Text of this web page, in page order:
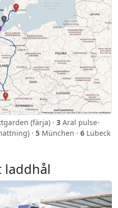
(färja) · 3 Aral pulse-
· 5 München · 6 Lübeck
laddhål